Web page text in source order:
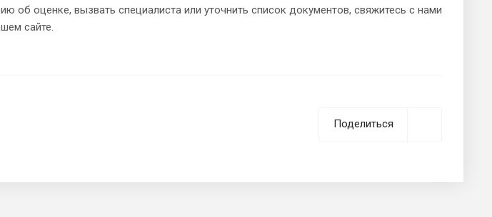
об оценке, вызвать специалиста или уточнить список документов, свяжитесь с нами
сайте.
Поделиться